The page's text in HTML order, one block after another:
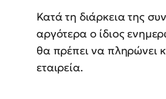
Κατά τη διάρκεια της
αργότερα ο ίδιος
θα πρέπει να πληρώνει
εταιρεία.